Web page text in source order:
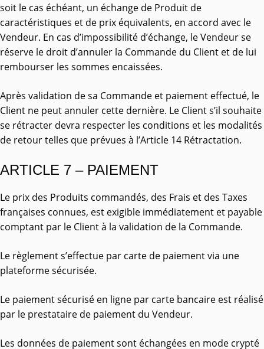
soit le cas échéant, un échange de Produit de
caractéristiques et de prix équivalents, en accord avec le
Vendeur. En cas d’impossibilité d’échange, le Vendeur se
réserve le droit d’annuler la Commande du Client et de lui
rembourser les sommes encaissées.
Après validation de sa Commande et paiement effectué, le
Client ne peut annuler cette dernière. Le Client s’il souhaite
se rétracter devra respecter les conditions et les modalités
de retour telles que prévues à l’Article 14 Rétractation.
ARTICLE 7 – PAIEMENT
Le prix des Produits commandés, des Frais et des Taxes
françaises connues, est exigible immédiatement et payable
comptant par le Client à la validation de la Commande.
Le règlement s’effectue par carte de paiement via une
plateforme sécurisée.
Le paiement sécurisé en ligne par carte bancaire est réalisé
par le prestataire de paiement du Vendeur.
Les données de paiement sont échangées en mode crypté